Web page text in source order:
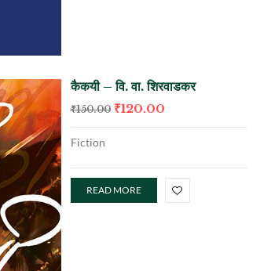
कैकयी – वि. वा. शिरवाडकर
₹150.00 ₹120.00
Fiction
READ MORE